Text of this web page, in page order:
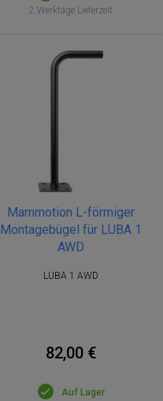
2 Werktage Lieferzeit
Mammotion L-förmiger
Montagebügel für LUBA 1
AWD
LUBA 1 AWD
82,00 €
Auf Lager